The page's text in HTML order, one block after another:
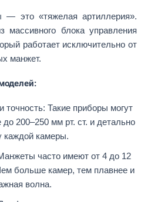
— это «тяжелая артиллерия».
блока управления
работает исключительно от
манжет.
точность: Такие приборы могут
200–250 мм рт. ст. и детально
каждой камеры.
часто имеют от 4 до 12
больше камер, тем плавнее и
волна.